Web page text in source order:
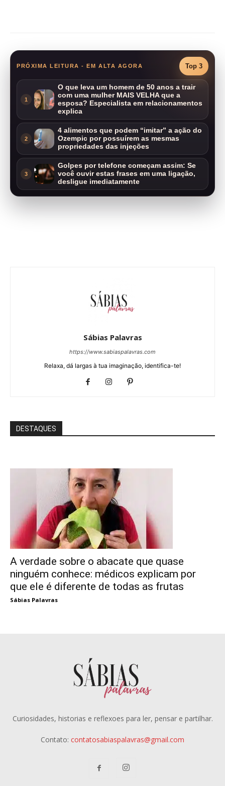
PRÓXIMA LEITURA - EM ALTA AGORA Top 3
1
O que leva um homem de 50 anos a trair
com uma mulher MAIS VELHA que a
esposa? Especialista em relacionamentos
explica
2
4 alimentos que podem “imitar” a ação do
Ozempic por possuírem as mesmas
propriedades das injeções
3
Golpes por telefone começam assim: Se
você ouvir estas frases em uma ligação,
desligue imediatamente
Sábias Palavras
https://www.sabiaspalavras.com
Relaxa, dá largas à tua imaginação, identifica-te!
DESTAQUES
A verdade sobre o abacate que quase
ninguém conhece: médicos explicam por
que ele é diferente de todas as frutas
Sábias Palavras
Curiosidades, historias e reflexoes para ler, pensar e partilhar.
Contato: contatosabiaspalavras@gmail.com